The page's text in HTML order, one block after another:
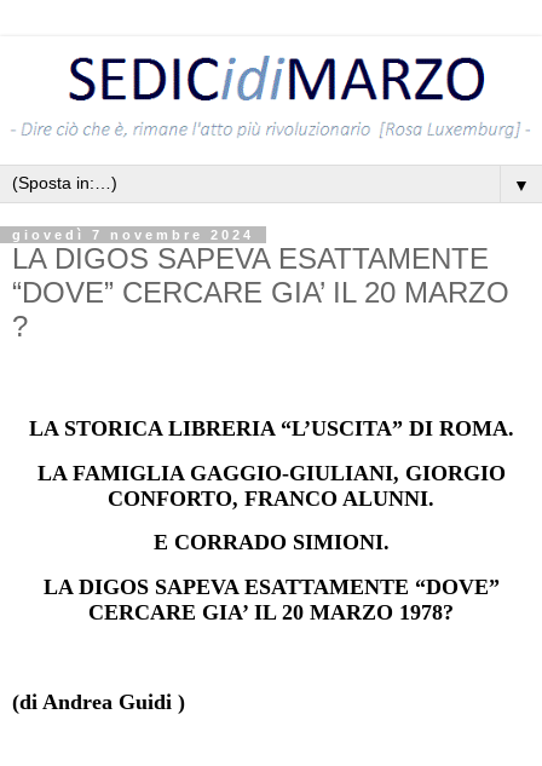
▼
giovedì 7 novembre 2024
LA DIGOS SAPEVA ESATTAMENTE
“DOVE” CERCARE GIA’ IL 20 MARZO
?
LA STORICA LIBRERIA “L’USCITA” DI ROMA.
LA FAMIGLIA GAGGIO-GIULIANI, GIORGIO
CONFORTO, FRANCO ALUNNI.
E CORRADO SIMIONI.
LA DIGOS SAPEVA ESATTAMENTE “DOVE”
CERCARE GIA’ IL 20 MARZO 1978?
(di Andrea Guidi )